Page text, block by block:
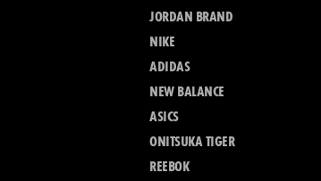
JORDAN BRAND
NIKE
ADIDAS
NEW BALANCE
ASICS
ONITSUKA TIGER
REEBOK